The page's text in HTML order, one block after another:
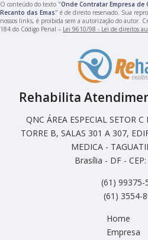
O conteúdo do texto "Onde Contratar Empresa de
Recanto das Emas" é de direito reservado. Sua
nossos links, é proibida sem a autorização do autor.
184 do Código Penal – Lei 9610/98 - Lei de direitos
Rehabilita
QNC ÁREA ESPECIAL SETOR
TORRE B, SALAS 301 A 307,
MEDICA -
Brasília - DF -
(61) 99375-
(61) 3554-
Home
Empresa